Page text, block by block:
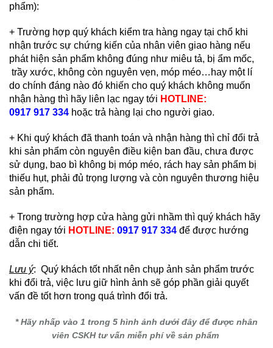
phẩm):
+ Trường hợp quý khách kiểm tra hàng ngay tại chổ khi
nhận trước sự chứng kiến của nhân viên giao hàng nếu
phát hiện sản phẩm không đúng như miêu tả, bị ẩm mốc,
trầy xước, không còn nguyên vẹn, móp méo…hay một lí
do chính đáng nào đó khiến cho quý khách không muốn
nhận hàng thì hãy liên lạc ngay tới HOTLINE:
0917 917 334 hoặc trả hàng lại cho người giao.
+ Khi quý khách đã thanh toán và nhận hàng thì chỉ đổi trả
khi sản phẩm còn nguyên điều kiện ban đầu, chưa được
sử dụng, bao bì không bị móp méo, rách hay sản phẩm bị
thiếu hụt, phải đủ trọng lượng và còn nguyên thương hiệu
sản phẩm.
+ Trong trường hợp cửa hàng gửi nhầm thì quý khách hãy
điện ngay tới HOTLINE: 0917 917 334 để được hướng
dẫn chi tiết.
Lưu ý: Quý khách tốt nhất nên chụp ảnh sản phẩm trước
khi đổi trả, việc lưu giữ hình ảnh sẽ góp phần giải quyết
vấn đề tốt hơn trong quá trình đổi trả.
* Hãy nhấp vào 1 trong 5 hình ảnh dưới đây để được nhân
viên CSKH tư vấn miễn phí về sản phẩm